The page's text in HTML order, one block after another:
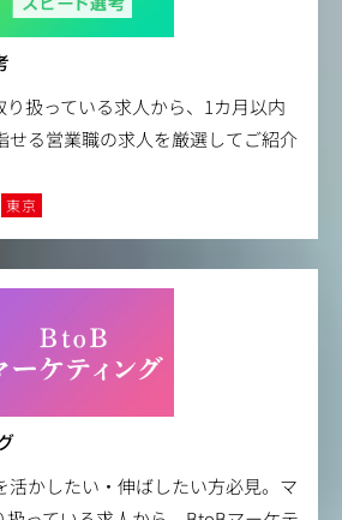
り扱っている求人から、1カ月以内
せる営業職の求人を厳選してご紹介
東京
活かしたい・伸ばしたい方必見。マ